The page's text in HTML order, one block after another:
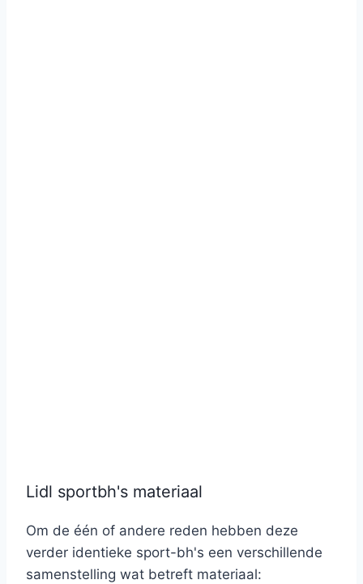
Lidl sportbh's materiaal
Om de één of andere reden hebben deze
verder identieke sport-bh's een verschillende
samenstelling wat betreft materiaal: